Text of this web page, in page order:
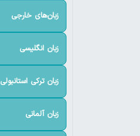
زبان‌های خارجی
زبان انگلیسی
زبان ترکی استانبولی
زبان آلمانی